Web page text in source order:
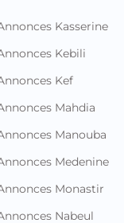
Kasserine
Kebili
Kef
Mahdia
Manouba
Medenine
Monastir
Nabeul